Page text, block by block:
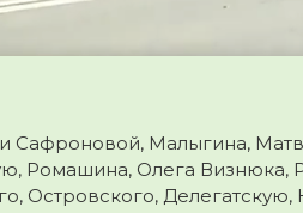
Сафроновой, Малыгина,
Ромашина, Олега Визнюка,
Делегатскую,